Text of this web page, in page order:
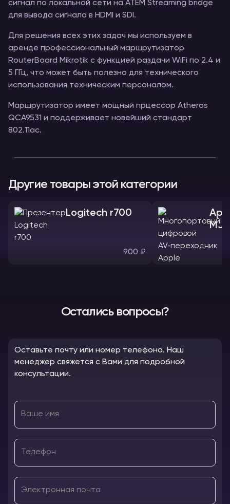
сигнал по локальной сети на ATEM Streaming bridge
для вывода сигнала в HDMI и SDI.
Для решения всех этих задач мы используем в
аренде профессиональный маршрутизатор
RouterBoard Mikrotik с функцией раздачи WiFi по 2.4 и
5 ГГц, что может быть полезно для технического
использования техническим персоналом.
Маршрутизатор имеет мощный прцессор Atheros
QCA9531 и поддерживает новейший стандарт
802.11ac.
Другие товары этой категории
Logitech r700
900 ₽
Остались вопросы?
Оставьте почту или номер телефона. Наш
менеджер свяжется с Вами для подробной
консультации.
Ваше имя
Телефон
Электронная почта